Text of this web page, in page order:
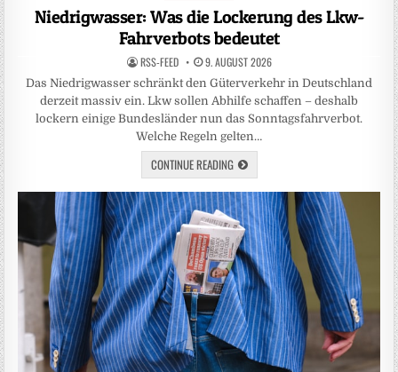
in
Niedrigwasser: Was die Lockerung des Lkw-
Fahrverbots bedeutet
RSS-FEED 9. AUGUST 2026
Das Niedrigwasser schränkt den Güterverkehr in Deutschland
derzeit massiv ein. Lkw sollen Abhilfe schaffen – deshalb
lockern einige Bundesländer nun das Sonntagsfahrverbot.
Welche Regeln gelten…
CONTINUE READING